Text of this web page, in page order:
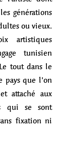
générations
ou vieux.
artistiques
tunisien
tout dans le
que l’on
attaché aux
qui se sont
fixation ni